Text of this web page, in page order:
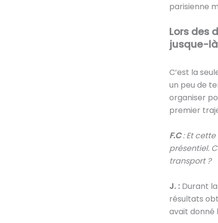
parisienne
Lors des
jusque-
C’est la
un peu de
organiser
premier
F.C: Et cette
présentiel.
transport ?
J. :Durant la
résultats
avait donné